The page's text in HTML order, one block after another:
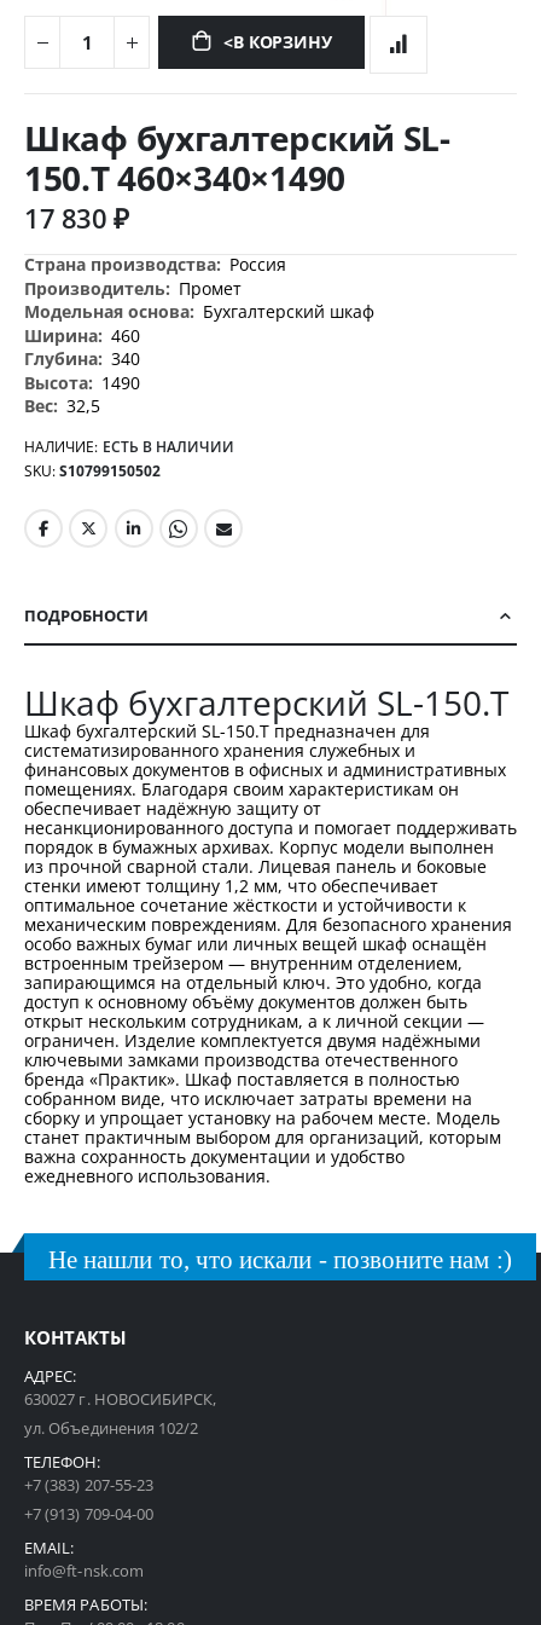
<В КОРЗИНУ
к
началу
изображений
Шкаф бухгалтерский SL-
150.T 460×340×1490
17 830 ₽
Дополнительная
информация
Россия
Промет
Бухгалтерский шкаф
460
340
1490
32,5
НАЛИЧИЕ: ЕСТЬ В НАЛИЧИИ
SKU S10799150502
ПОДРОБНОСТИ
Шкаф бухгалтерский SL-150.T
Шкаф бухгалтерский SL-150.T предназначен для
систематизированного хранения служебных и
финансовых документов в офисных и административных
помещениях. Благодаря своим характеристикам он
обеспечивает надёжную защиту от
несанкционированного доступа и помогает поддерживать
порядок в бумажных архивах. Корпус модели выполнен
из прочной сварной стали. Лицевая панель и боковые
стенки имеют толщину 1,2 мм, что обеспечивает
оптимальное сочетание жёсткости и устойчивости к
механическим повреждениям. Для безопасного хранения
особо важных бумаг или личных вещей шкаф оснащён
встроенным трейзером — внутренним отделением,
запирающимся на отдельный ключ. Это удобно, когда
доступ к основному объёму документов должен быть
открыт нескольким сотрудникам, а к личной секции —
ограничен. Изделие комплектуется двумя надёжными
ключевыми замками производства отечественного
бренда «Практик». Шкаф поставляется в полностью
собранном виде, что исключает затраты времени на
сборку и упрощает установку на рабочем месте. Модель
станет практичным выбором для организаций, которым
важна сохранность документации и удобство
ежедневного использования.
Не нашли то, что искали - позвоните нам :)
КОНТАКТЫ
АДРЕС:
630027 г. НОВОСИБИРСК,
ул. Объединения 102/2
ТЕЛЕФОН:
+7 (383) 207-55-23
+7 (913) 709-04-00
EMAIL:
info@ft-nsk.com
ВРЕМЯ РАБОТЫ: